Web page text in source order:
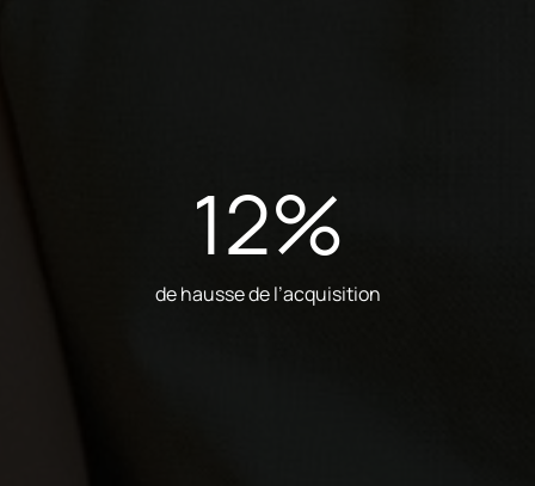
12%
de hausse de l’acquisition